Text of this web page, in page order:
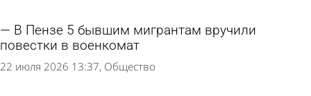
В Пензе 5 бывшим мигрантам вручили
повестки в военкомат
22 июля 2026 13:37 Общество